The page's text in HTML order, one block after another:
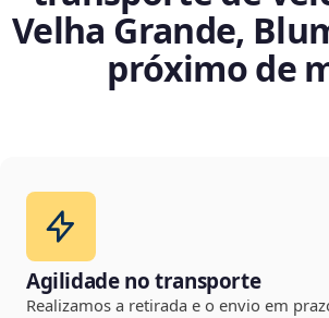
Velha Grande,
próximo de
Agilidade no transporte
Realizamos a retirada e o envio em